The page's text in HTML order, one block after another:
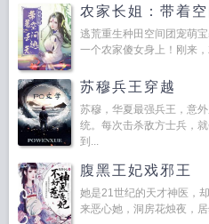
农家长姐：带着
逃荒重生种田空间团宠萌
一个农家傻女身上！刚来
苏穆兵王穿越
苏穆，华夏最强兵王，意
统。每次击杀敌方士兵，
到...
腹黑王妃戏邪王
她是21世纪的天才神医，
来恶心她，洞房花烛夜，